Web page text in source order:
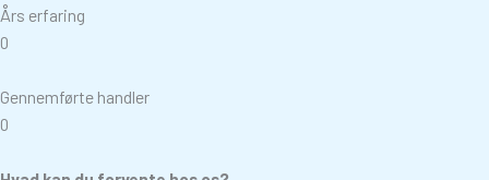
Års erfaring
0
Gennemførte handler
0